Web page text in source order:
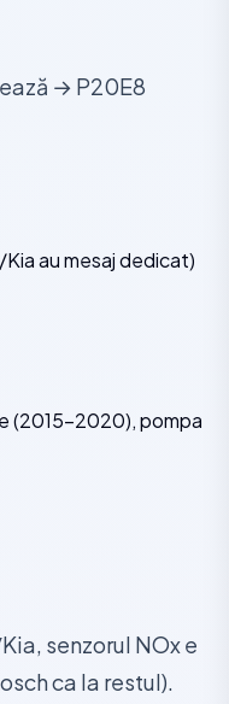
→ P20E8
au mesaj dedicat)
(2015-2020), pompa
senzorul NOx e
ca la restul).